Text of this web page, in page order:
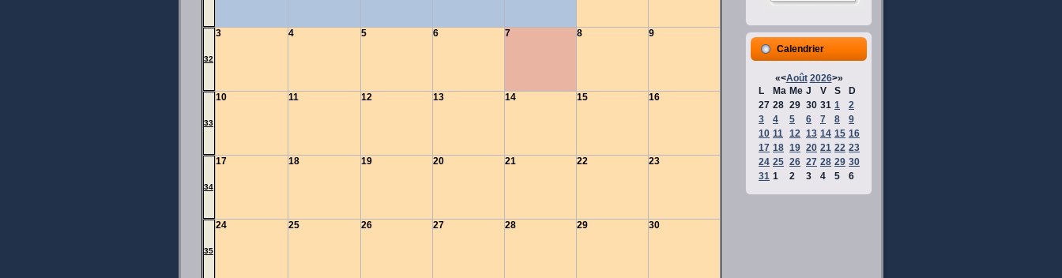
32
3 4 5 6 7 8 9
33
10 11 12 13 14 15 16
34
17 18 19 20 21 22 23
35
24 25 26 27 28 29 30
Calendrier
«<Août 2026>»
L
Ma Me J V S
D
27 28 29 30 31 1
2
3
4 5 6 7 8
9
10 11 12 13 14 15 16
17 18 19 20 21 22 23
24 25 26 27 28 29 30
31 1 2 3 4 5 6